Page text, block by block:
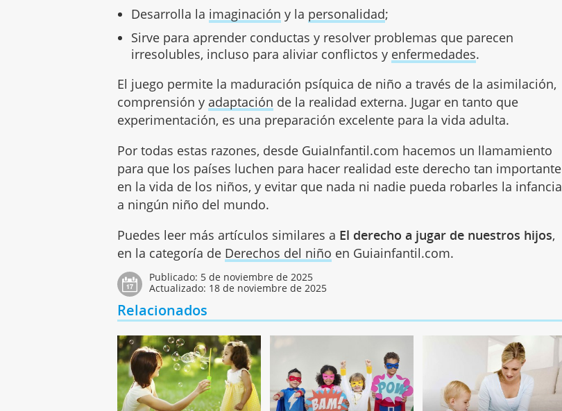
Desarrolla la imaginación y la personalidad;
Sirve para aprender conductas y resolver problemas que parecen
irresolubles, incluso para aliviar conflictos y enfermedades.
El juego permite la maduración psíquica de niño a través de la asimilación,
comprensión y adaptación de la realidad externa. Jugar en tanto que
experimentación, es una preparación excelente para la vida adulta.
Por todas estas razones, desde GuiaInfantil.com hacemos un llamamiento
para que los países luchen para hacer realidad este derecho tan importante
en la vida de los niños, y evitar que nada ni nadie pueda robarles la infancia
a ningún niño del mundo.
Puedes leer más artículos similares a El derecho a jugar de nuestros hijos,
en la categoría de Derechos del niño en Guiainfantil.com.
Publicado: 5 de noviembre de 2025
Actualizado: 18 de noviembre de 2025
Relacionados